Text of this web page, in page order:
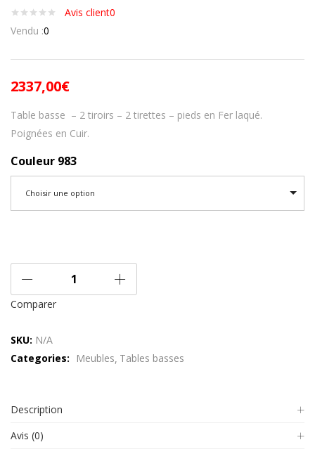
Avis client0
Vendu :0
2337,00€
Table basse – 2 tiroirs – 2 tirettes – pieds en Fer laqué.
Poignées en Cuir.
Couleur 983
Choisir une option
Comparer
SKU: N/A
Categories:
Meubles Tables basses
Description
Avis (0)